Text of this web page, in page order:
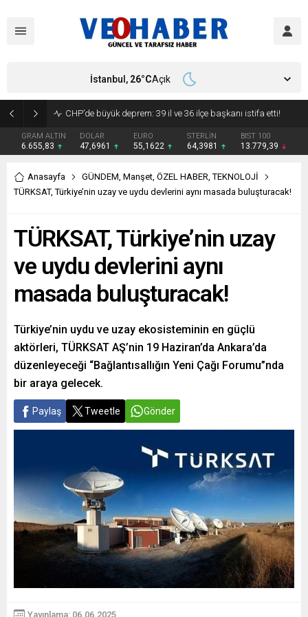
CHP’de büyük deprem: 39 il ve 36 ilçe başkanı istifa etti!
GRAM ALTIN
6.655,83
DOLAR
47,6961
EURO
55,1622
STERLİN
64,3981
BIST 100
13.779,39
İstanbul, 26°CAçık
Anasayfa GÜNDEM, Manşet, ÖZEL HABER,TEKNOLOJİ
TÜRKSAT, Türkiye’nin uzay ve uydu devlerini aynı masada buluşturacak!
TÜRKSAT, Türkiye’nin uzay
ve uydu devlerini aynı
masada buluşturacak!
Türkiye’nin uydu ve uzay ekosisteminin en güçlü
aktörleri, TÜRKSAT AŞ’nin 19 Haziran’da Ankara’da
düzenleyeceği “Bağlantısallığın Yeni Çağı Forumu”nda
bir araya gelecek.
Paylaş Tweetle Gönder
Yayınlama: 06.06.2025